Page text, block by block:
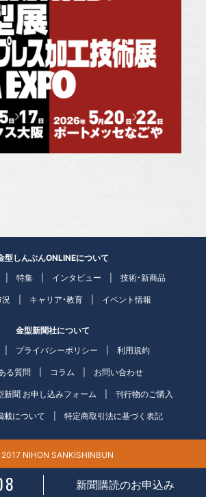
新聞購読のお申込み
型しんぶんONLINEについて
特集 インタビュー 技術・新商品
況 キャリア・教育 イベント情報
金型新聞社について
プライバシーポリシー 利用規約
る質問 コラム お問い合わせ
新聞 お申し込みフォーム 刊行物のご購入
載について 特定商取引法に基づく表記
NIHON SANKISHINBUN